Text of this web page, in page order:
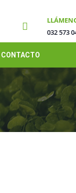
032 573
CONTACTO